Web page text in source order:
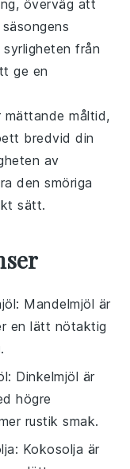
överväg att
säsongens
syrligheten från
ge en
mättande måltid,
bredvid din
av
den smöriga
sätt.
: Mandelmjöl är
en lätt nötaktig
: Dinkelmjöl är
högre
rustik smak.
: Kokosolja är